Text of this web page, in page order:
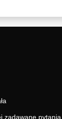
zadawane pytania